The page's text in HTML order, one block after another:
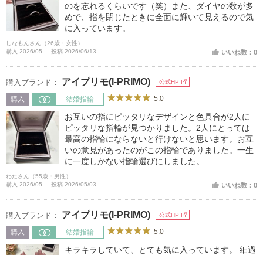
のを忘れるくらいです（笑）また、ダイヤの数が多
めで、指を閉じたときに全面に輝いて見えるので気
に入っています。
しなもんさん（26歳・女性）
購入 2026/05
投稿 2026/06/13 いいね数：0
購入ブランド： アイプリモ(I-PRIMO) 公式HP
購入 結婚指輪 5.0
お互いの指にピッタリなデザインと色具合が2人に
ピッタリな指輪が見つかりました。2人にとっては
最高の指輪にならないと行けないと思います。お互
いの意見があったのがこの指輪でありました。一生
に一度しかない指輪選びにしました。
わたさん（55歳・男性）
購入 2026/05
投稿 2026/05/03 いいね数：0
購入ブランド： アイプリモ(I-PRIMO) 公式HP
購入 結婚指輪 5.0
キラキラしていて、とても気に入っています。 細過